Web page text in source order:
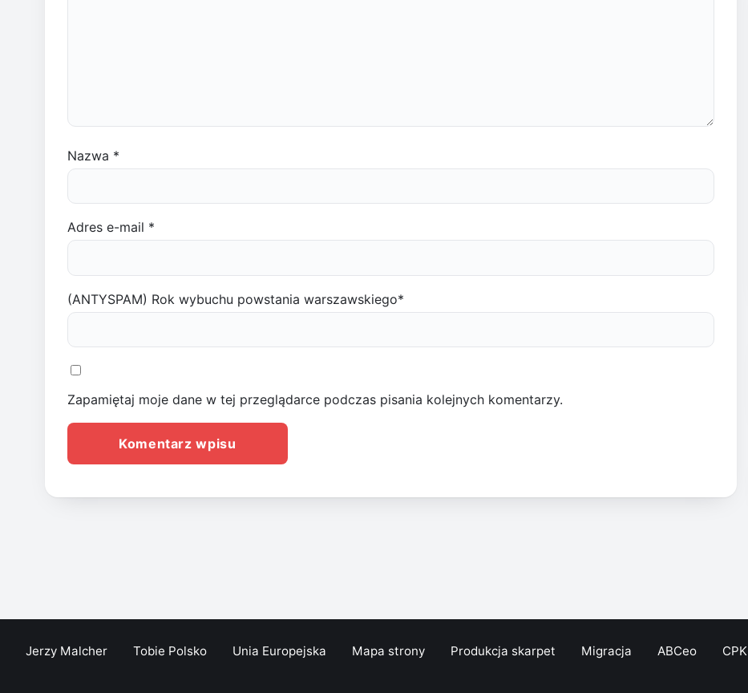
Nazwa *
Adres e-mail *
(ANTYSPAM) Rok wybuchu powstania warszawskiego*
Zapamiętaj moje dane w tej przeglądarce podczas pisania kolejnych komentarzy.
Jerzy Malcher Tobie Polsko Unia Europejska Mapa strony Produkcja skarpet Migracja ABCeo CPK